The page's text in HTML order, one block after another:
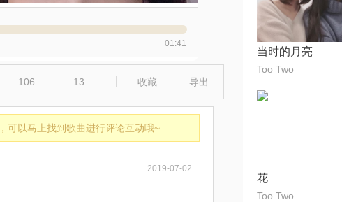
01:41
106 13 收藏 导出
，可以马上找到歌曲进行评论互动哦~
2019-07-02
当时的月亮
Too Two
花
Too Two